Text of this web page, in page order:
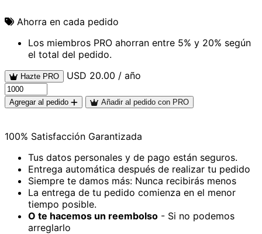
Ahorra en cada pedido
Los miembros PRO ahorran entre 5% y 20% según
el total del pedido.
Hazte PRO USD 20.00 / año
Agregar al pedido Añadir al pedido con PRO
100% Satisfacción Garantizada
Tus datos personales y de pago están seguros.
Entrega automática después de realizar tu pedido
Siempre te damos más: Nunca recibirás menos
La entrega de tu pedido comienza en el menor
tiempo posible.
O te hacemos un reembolso - Si no podemos
arreglarlo